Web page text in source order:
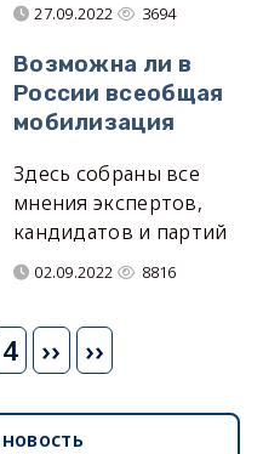
27.09.2022 3694
Возможна ли в
России всеобщая
мобилизация
Здесь собраны все
мнения экспертов,
кандидатов и партий
02.09.2022 8816
4
Следующая
›› ››